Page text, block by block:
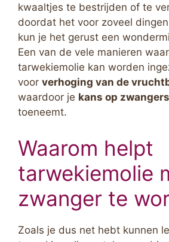
kwaaltjes te bestrijden of te
doordat het voor zoveel
kun je het gerust een
Een van de vele manieren
tarwekiemolie kan worden
voor verhoging van de
waardoor je kans op
toeneemt.
Waarom helpt
tarwekiemolie
zwanger te
Zoals je dus net hebt kunnen